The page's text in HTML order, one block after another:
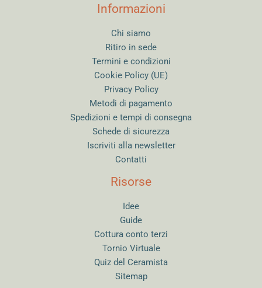
Informazioni
Chi siamo
Ritiro in sede
Termini e condizioni
Cookie Policy (UE)
Privacy Policy
Metodi di pagamento
Spedizioni e tempi di consegna
Schede di sicurezza
Iscriviti alla newsletter
Contatti
Risorse
Idee
Guide
Cottura conto terzi
Tornio Virtuale
Quiz del Ceramista
Sitemap